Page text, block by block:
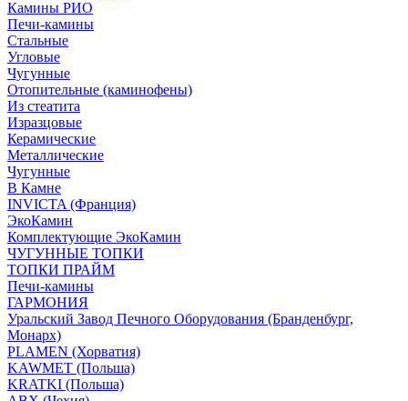
Камины РИО
Печи-камины
Стальные
Угловые
Чугунные
Отопительные (каминофены)
Из стеатита
Изразцовые
Керамические
Металлические
Чугунные
В Камне
INVICTA (Франция)
ЭкоКамин
Комплектующие ЭкоКамин
ЧУГУННЫЕ ТОПКИ
ТОПКИ ПРАЙМ
Печи-камины
ГАРМОНИЯ
Уральский Завод Печного Оборудования (Бранденбург,
Монарх)
PLAMEN (Хорватия)
KAWMET (Польша)
KRATKI (Польша)